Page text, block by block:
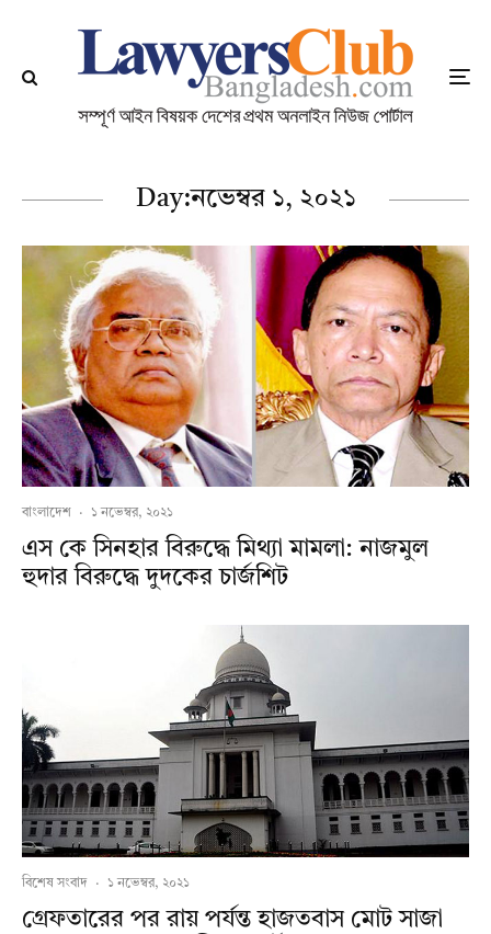
Day:নভেম্বর ১, ২০২১
বাংলাদেশ · ১ নভেম্বর, ২০২১
এস কে সিনহার বিরুদ্ধে মিথ্যা মামলা: নাজমুল
হুদার বিরুদ্ধে দুদকের চার্জশিট
বিশেষ সংবাদ · ১ নভেম্বর, ২০২১
গ্রেফতারের পর রায় পর্যন্ত হাজতবাস মোট সাজা